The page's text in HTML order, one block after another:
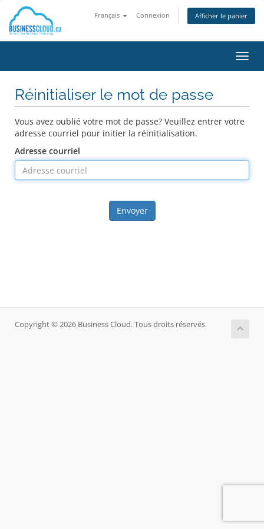
Français Connexion Afficher le panier
la
Réinitialiser le mot de passe
Vous avez oublié votre mot de passe? Veuillez entrer votre
adresse courriel pour initier la réinitialisation.
Adresse courriel
Envoyer
Copyright © 2026 Business Cloud. Tous droits réservés.